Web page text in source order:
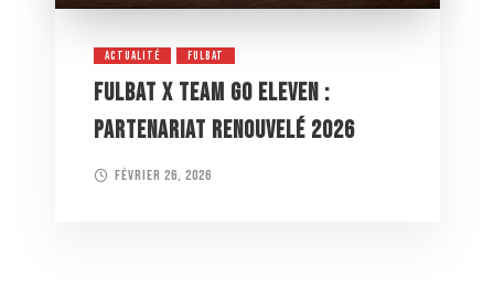
ACTUALITÉ FULBAT
FULBAT X TEAM GO ELEVEN :
PARTENARIAT RENOUVELÉ 2026
février 26, 2026